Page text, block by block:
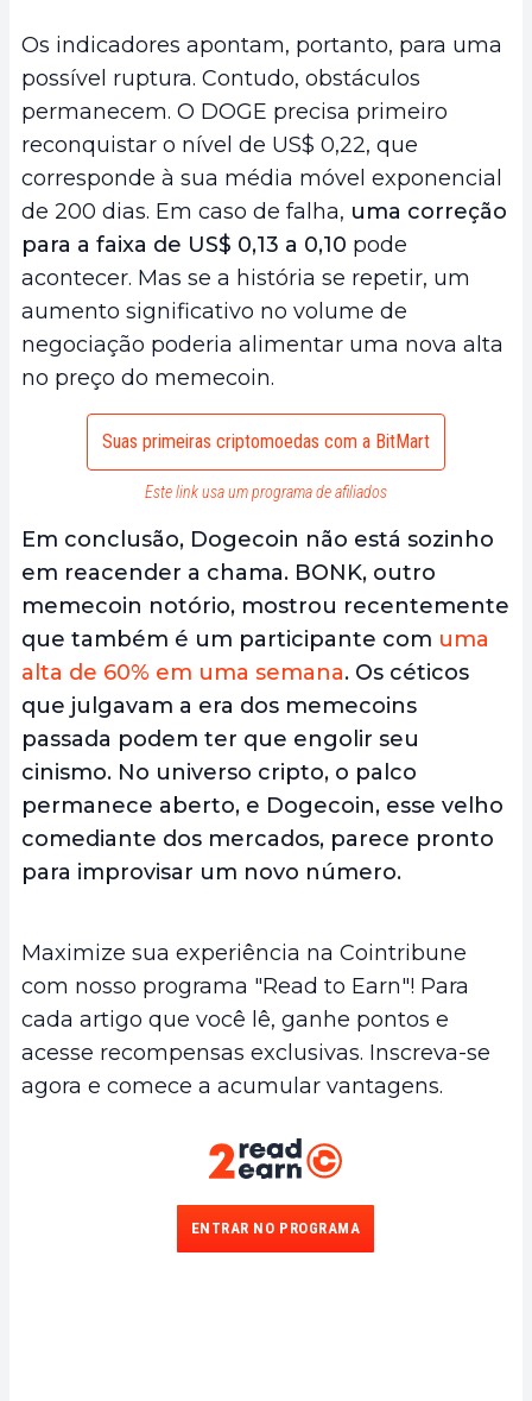
Os indicadores apontam, portanto, para uma
possível ruptura. Contudo, obstáculos
permanecem. O DOGE precisa primeiro
reconquistar o nível de US$ 0,22, que
corresponde à sua média móvel exponencial
de 200 dias. Em caso de falha, uma correção
para a faixa de US$ 0,13 a 0,10 pode
acontecer. Mas se a história se repetir, um
aumento significativo no volume de
negociação poderia alimentar uma nova alta
no preço do memecoin.
Suas primeiras criptomoedas com a BitMart
Este link usa um programa de afiliados
Em conclusão, Dogecoin não está sozinho
em reacender a chama. BONK, outro
memecoin notório, mostrou recentemente
que também é um participante com uma
alta de 60% em uma semana. Os céticos
que julgavam a era dos memecoins
passada podem ter que engolir seu
cinismo. No universo cripto, o palco
permanece aberto, e Dogecoin, esse velho
comediante dos mercados, parece pronto
para improvisar um novo número.
Maximize sua experiência na Cointribune
com nosso programa "Read to Earn"! Para
cada artigo que você lê, ganhe pontos e
acesse recompensas exclusivas. Inscreva-se
agora e comece a acumular vantagens.
ENTRAR NO PROGRAMA